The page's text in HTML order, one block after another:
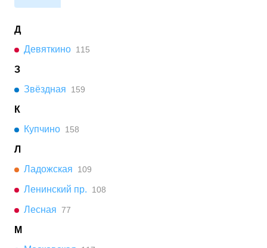
Д
Девяткино 115
З
Звёздная
159
К
Купчино 158
Л
Ладожская
109
Ленинский пр. 108
Лесная 77
М